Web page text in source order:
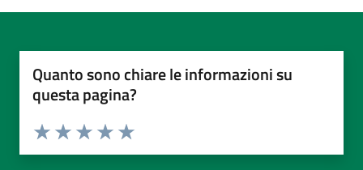
Quanto sono chiare le informazioni su
questa pagina?
Valuta da 1 a 5 stelle la pagina
Valuta 5 stelle su 5
Valuta 4 stelle su 5
Valuta 3 stelle su 5
Valuta 2 stelle su 5
Valuta 1 stelle su 5